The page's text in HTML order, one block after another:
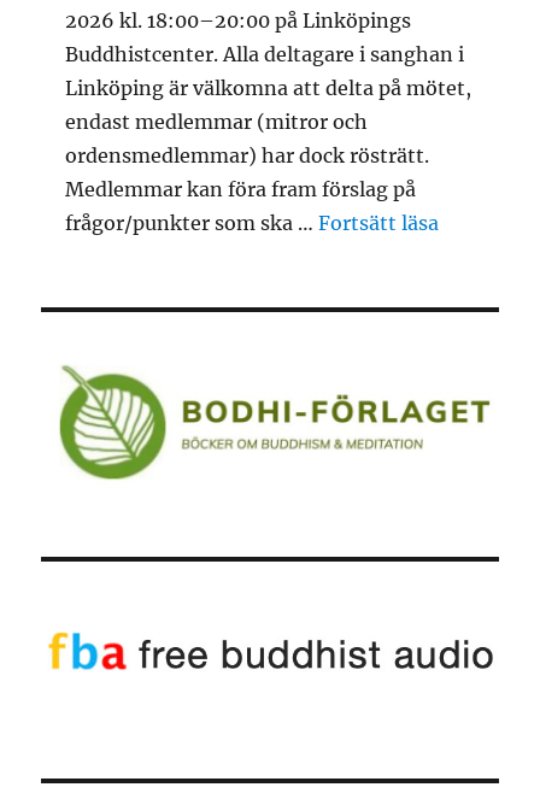
2026 kl. 18:00–20:00 på Linköpings
Buddhistcenter. Alla deltagare i sanghan i
Linköping är välkomna att delta på mötet,
endast medlemmar (mitror och
ordensmedlemmar) har dock rösträtt.
Medlemmar kan föra fram förslag på
frågor/punkter som ska …Fortsätt läsa